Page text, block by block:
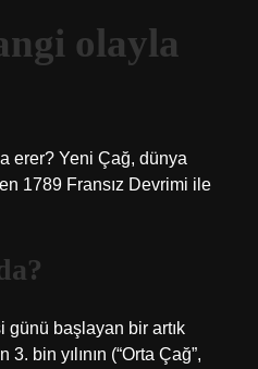
olayla
erer? Yeni Çağ, dünya
1789 Fransız Devrimi ile
günü başlayan bir artık
bin yılının (“Orta Çağ”,